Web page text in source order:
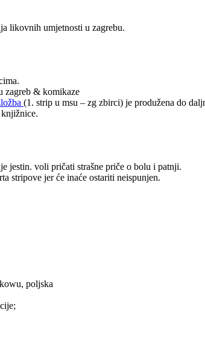
likovnih umjetnosti u zagrebu.
zagreb & komikaze
(1. strip u msu – zg zbirci) je produžena do
jestin. voli pričati strašne priče o bolu i patnji.
stripove jer će inaće ostariti neispunjen.
poljska